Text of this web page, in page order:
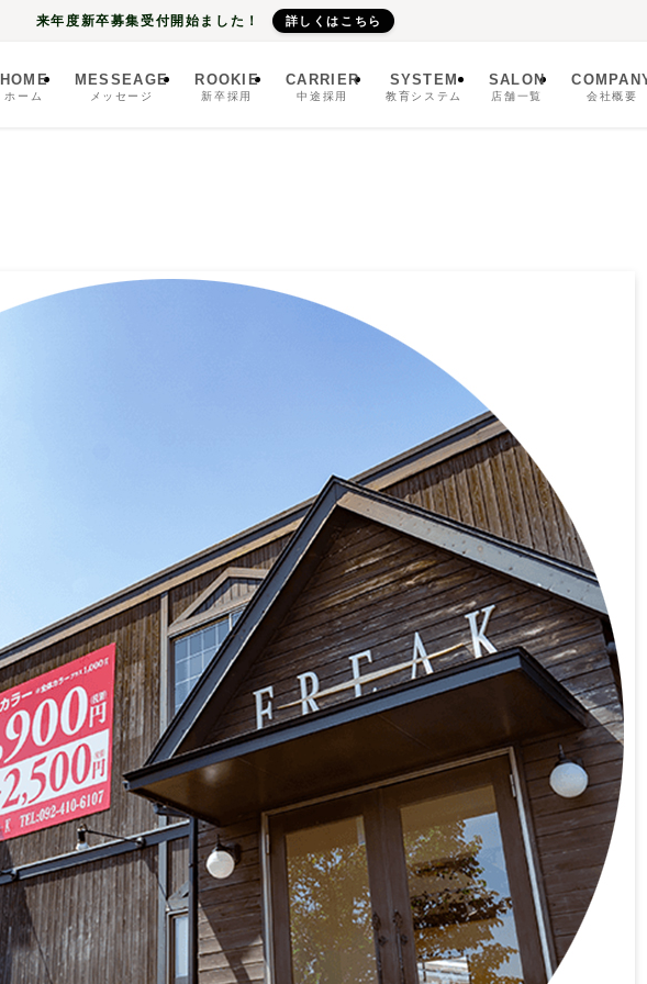
来年度新卒募集受付開始ました！ 詳しくはこちら
HOME
ホーム
MESSEAGE
メッセージ
ROOKIE
新卒採用
CARRIER
中途採用
SYSTEM
教育システム
SALON
店舗一覧 会社概要